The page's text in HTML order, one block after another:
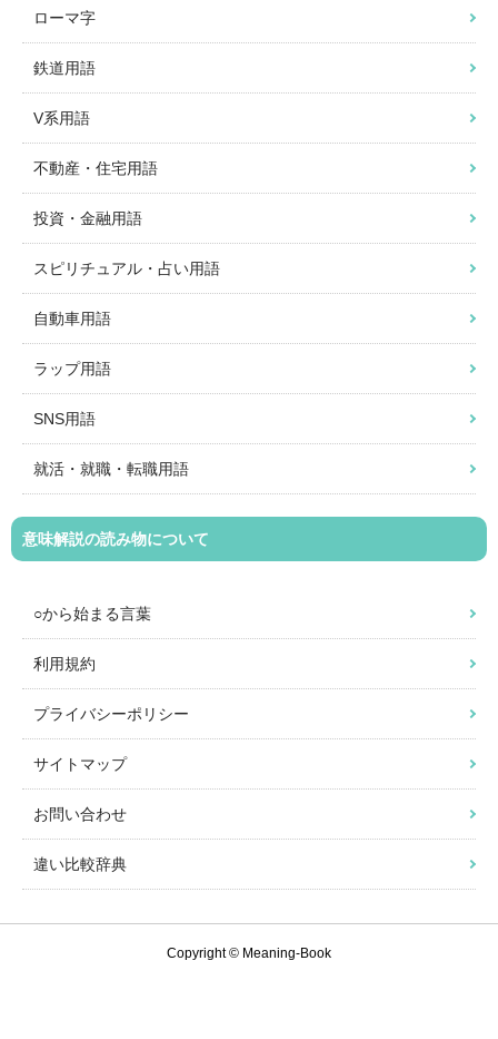
ローマ字
鉄道用語
V系用語
不動産・住宅用語
投資・金融用語
スピリチュアル・占い用語
自動車用語
ラップ用語
SNS用語
就活・就職・転職用語
意味解説の読み物について
○から始まる言葉
利用規約
プライバシーポリシー
サイトマップ
お問い合わせ
違い比較辞典
Copyright © Meaning-Book